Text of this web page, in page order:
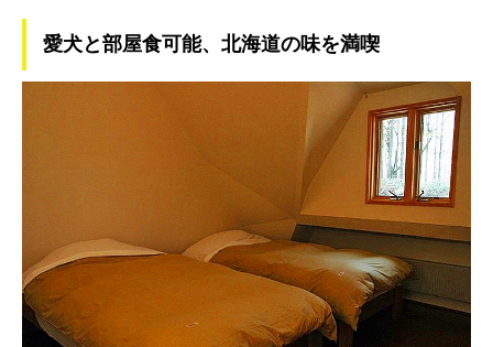
愛犬と部屋食可能、北海道の味を満喫